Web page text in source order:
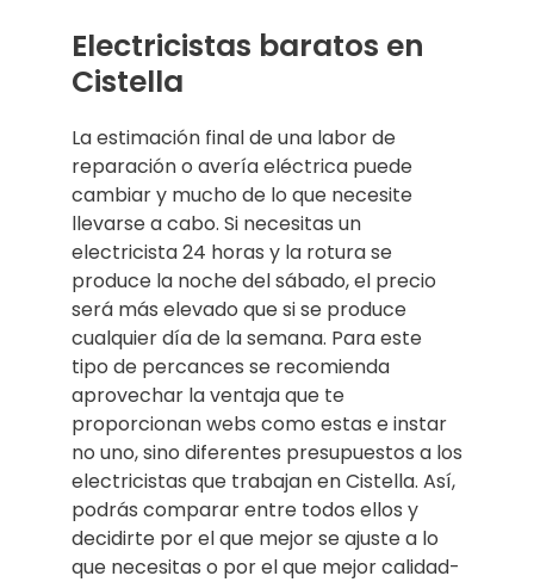
Electricistas baratos en
Cistella
La estimación final de una labor de
reparación o avería eléctrica puede
cambiar y mucho de lo que necesite
llevarse a cabo. Si necesitas un
electricista 24 horas y la rotura se
produce la noche del sábado, el precio
será más elevado que si se produce
cualquier día de la semana. Para este
tipo de percances se recomienda
aprovechar la ventaja que te
proporcionan webs como estas e instar
no uno, sino diferentes presupuestos a los
electricistas que trabajan en Cistella. Así,
podrás comparar entre todos ellos y
decidirte por el que mejor se ajuste a lo
que necesitas o por el que mejor calidad-